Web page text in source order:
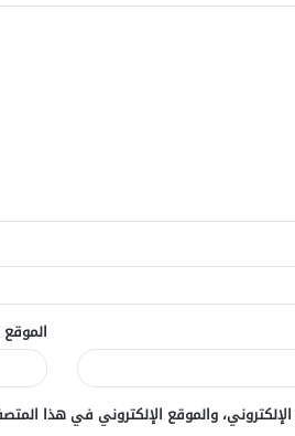
الموقع
والموقع الإلكتروني في هذا